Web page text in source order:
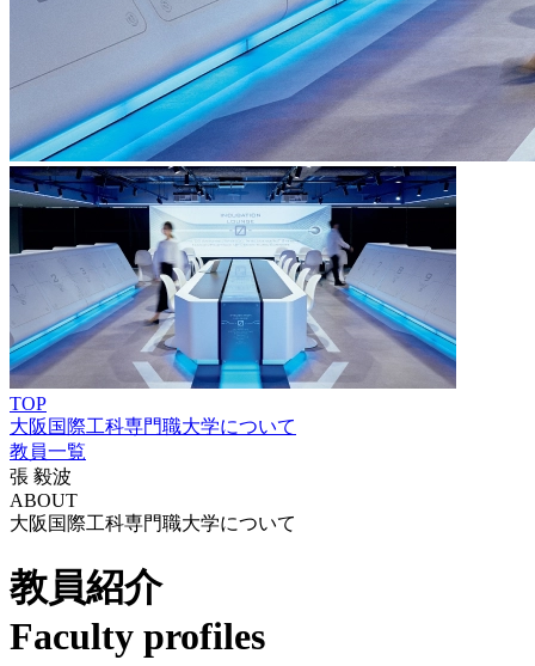
TOP
大阪国際工科専門職大学について
教員一覧
張 毅波
ABOUT
大阪国際工科専門職大学について
教員紹介
Faculty profiles